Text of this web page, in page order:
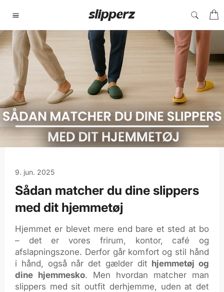
indhold
9. jun. 2025
Sådan matcher du dine slippers
med dit hjemmetøj
Hjemmet er blevet mere end bare et sted at bo
– det er vores frirum, kontor, café og
afslapningszone. Derfor går komfort og stil hånd
i hånd, også når det gælder dit hjemmetøj og
dine hjemmesko. Men hvordan matcher man
slippers med sit outfit derhjemme, uden at det